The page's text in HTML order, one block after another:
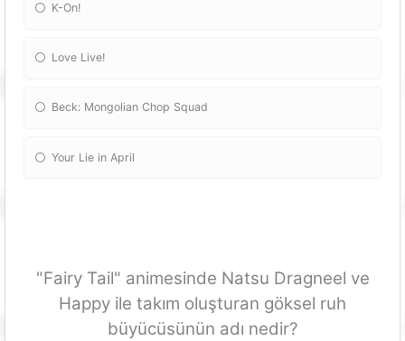
K-On!
Love Live!
Beck: Mongolian Chop Squad
Your Lie in April
"Fairy Tail" animesinde Natsu Dragneel ve
Happy ile takım oluşturan göksel ruh
büyücüsünün adı nedir?